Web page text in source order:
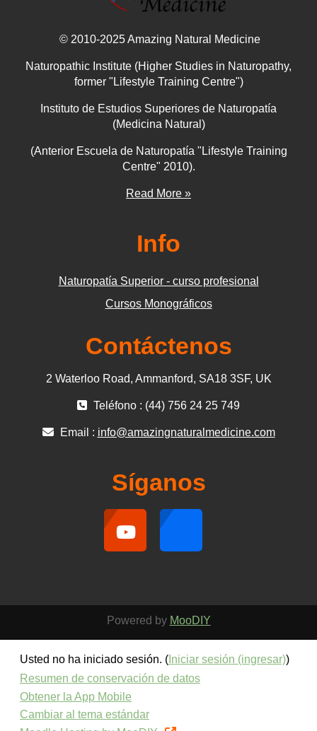
© 2010-2025 Amazing Natural Medicine
Naturopathic Institute (Higher Studies in Naturopathy,
former "Lifestyle Training Centre")
Instituto de Estudios Superiores de Naturopatía
(Medicina Natural)
(Anterior Escuela de Naturopatía "Lifestyle Training
Centre" 2010).
Read More »
Info
Naturopatía Superior - curso profesional
Cursos Monográficos
Contáctenos
2 Waterloo Road, Ammanford, SA18 3SF, UK
Teléfono : (44) 756 24 25 749
Email : info@amazingnaturalmedicine.com
Síganos
Powered by MooDIY
Usted no ha iniciado sesión. ( Iniciar sesión (ingresar))
Resumen de conservación de datos
Obtener la App Mobile
Cambiar al tema estándar